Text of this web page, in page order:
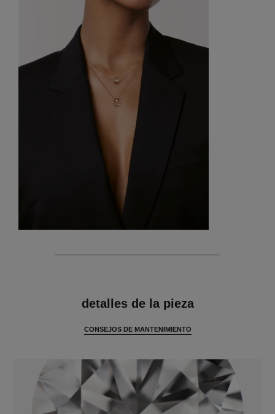
detalles de la pieza
CONSEJOS DE MANTENIMIENTO